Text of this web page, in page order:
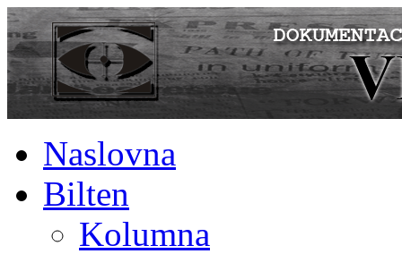
Naslovna
Bilten
Kolumna